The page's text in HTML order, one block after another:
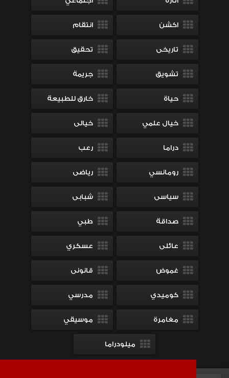
اكشن انتقام
تاريخى تحقيق
تشويق جريمة
حياة خارق للطبيعة
خيال علمي خيالى
دراما رعب
رومانسي رياضى
سياسى شبابى
صداقة طبي
عائلى عسكري
غموض قانونى
كوميدي مدرسي
مغامرة موسيقي
ميلودراما